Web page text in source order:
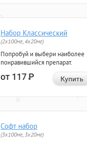
Набор Классический
(2x100мг, 4x20мг)
Попробуй и выбери наиболее
понравившийся препарат.
от 117Р Купить
Софт набор
(3x100мг, 3x20мг)